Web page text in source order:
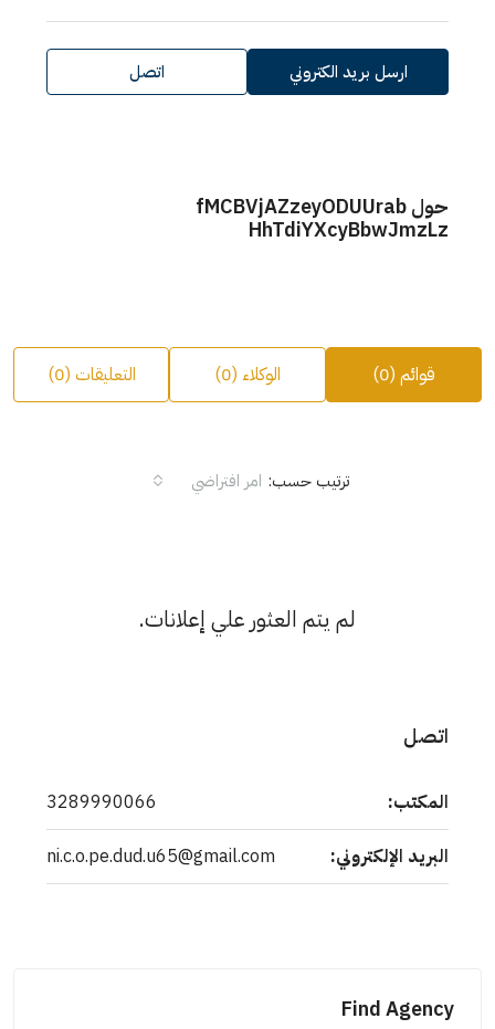
ارسل بريد الكتروني اتصل
حول fMCBVjAZzeyODUUrab
HhTdiYXcyBbwJmzLz
قوائم (0) الوكلاء (0) التعليقات (0)
ترتيب حسب: امر افتراضي
لم يتم العثور علي إعلانات.
اتصل
المكتب: 3289990066
البريد الإلكتروني: ni.c.o.pe.dud.u65@gmail.com
Find Agency